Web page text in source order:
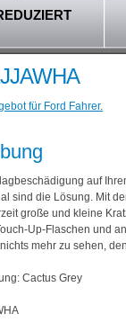
für Ford Fahrer.
auf
sind die Lösung. Mit
große und kleine
Up-Flaschen und
mehr zu sehen,
Cactus Grey